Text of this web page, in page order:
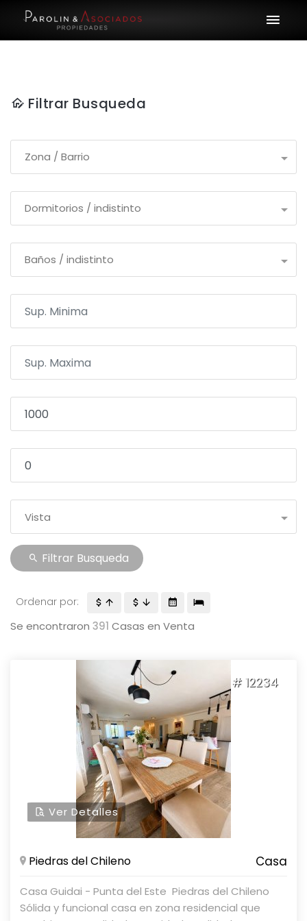
Filtrar Busqueda
Zona / Barrio
Dormitorios / indistinto
Baños / indistinto
Vista
Filtrar Busqueda
Ordenar por:
Se encontraron 391 Casas en Venta
# 12234
Ver Detalles
Piedras del Chileno Casa
Casa Guidai - Punta del Este  Piedras del Chileno
Sólida y funcional casa en zona residencial que